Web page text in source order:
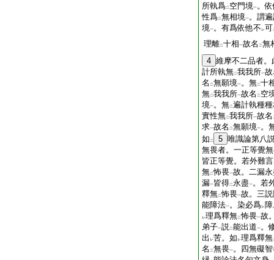
所執爲二 空門境一。
性爲二無相境一。謂
境一。有爲依他不 レ可
理離二十相一故名 二無
4 維摩不二品者。
計所執無二我我所一
名 二無願境一。無二十
無二我我所一故名 二 空
境一。無二遍計執種
實性無二我我所一故名
求一故名 二無願境一。
如 二 5 唯識論第八
無畏者。一正等覺
皆正等覺。若外難言
無二怖畏一故。二漏
漏一皆得二永盡一。若
釋無二怖畏一故。三
能障法一。染必爲レ
レ理爲釋無二怖畏一故
弟子一説二能出道一。
出 レ苦。如 レ理爲釋無
名 二無畏一。四無礙